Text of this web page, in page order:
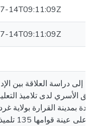
14T09:11:09Z
14T09:11:09Z
إلى دراسة العلاقة بين
الأسري لدى تلاميذ
بمدينة القرارة بولاية
أجريت الدراسة